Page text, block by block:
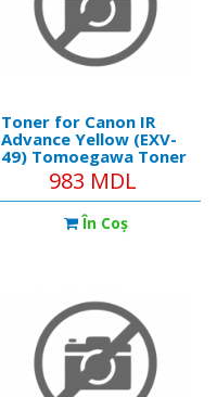
Toner for Canon IR
Advance Yellow (EXV-
49) Tomoegawa Toner
f. Canon IR 1018/19/
1020/1022/203 EXV18
983 MDL
În Coş